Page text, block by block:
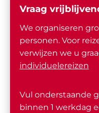
Vraag
We organiseren
personen. Voor
verwijzen we u
individuelereizen
Vul onderstaande
binnen 1 werkdag